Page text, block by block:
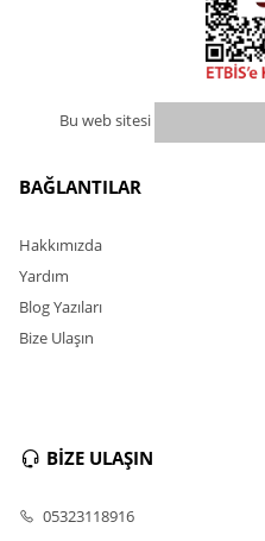
Bu web sitesi
BAĞLANTILAR
Hakkımızda
Yardım
Blog Yazıları
Bize Ulaşın
BİZE ULAŞIN
05323118916